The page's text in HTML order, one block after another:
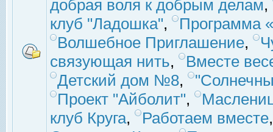
добрая воля к добрым делам,
клуб "Ладошка",
Программа
Волшебное Приглашение,
связующая нить,
Вместе
Детский дом №8,
Проект "Айболит",
клуб Круга, Работаем вместе